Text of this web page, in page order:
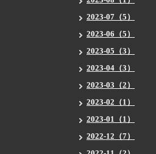
2023-07（5）
2023-06（5）
2023-05（3）
2023-04（3）
2023-03（2）
2023-02（1）
2023-01（1）
2022-12（7）